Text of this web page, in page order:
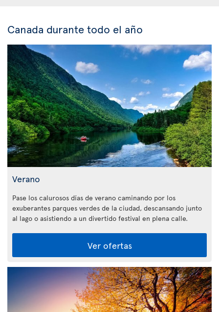
Canada durante todo el año
Verano
Pase los calurosos días de verano caminando por los
exuberantes parques verdes de la ciudad, descansando junto
al lago o asistiendo a un divertido festival en plena calle.
Ver ofertas